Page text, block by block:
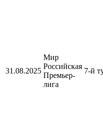
31.08.2025
Мир
Российская
Премьер-
лига
7-й